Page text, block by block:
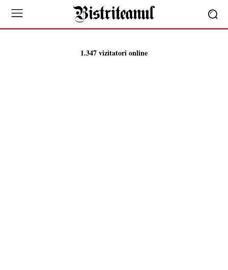
1.347 vizitatori online